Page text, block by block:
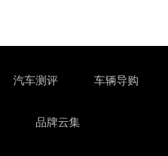
汽车测评 车辆导购
品牌云集